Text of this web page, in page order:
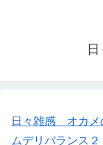
日々雑感 オカメ
ムデリバランス２